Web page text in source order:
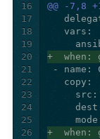
16
17
18
19
20
21
22
23
24
25
26
@@ -7,8
+  when:
+  when: